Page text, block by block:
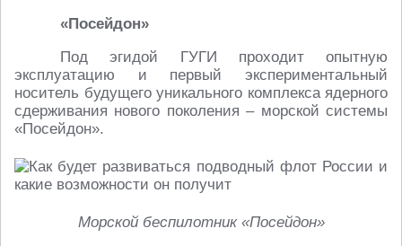
«Посейдон»
Под эгидой ГУГИ проходит опытную
эксплуатацию и первый экспериментальный
носитель будущего уникального комплекса ядерного
сдерживания нового поколения – морской системы
«Посейдон».
Морской беспилотник «Посейдон»